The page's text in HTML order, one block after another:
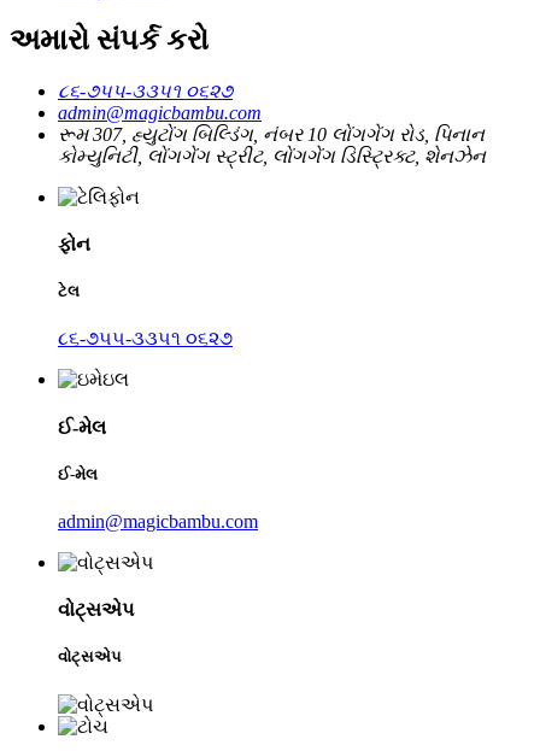
અમારો સંપર્ક કરો
૮૬-૭૫૫-૩૩૫૧ ૦૬૨૭
admin@magicbambu.com
રૂમ 307, હ્યુટોંગ બિલ્ડિંગ, નંબર 10 લોંગગેંગ રોડ, પિનાન
કોમ્યુનિટી, લોંગગેંગ સ્ટ્રીટ, લોંગગેંગ ડિસ્ટ્રિક્ટ, શેનઝેન
ફોન
ટેલ
૮૬-૭૫૫-૩૩૫૧ ૦૬૨૭
ઈ-મેલ
ઈ-મેલ
admin@magicbambu.com
વોટ્સએપ
વોટ્સએપ